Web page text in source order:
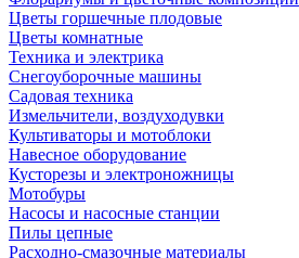
Цветы горшечные плодовые
Цветы комнатные
Техника и электрика
Снегоуборочные машины
Садовая техника
Измельчители, воздуходувки
Культиваторы и мотоблоки
Навесное оборудование
Кусторезы и электроножницы
Мотобуры
Насосы и насосные станции
Пилы цепные
Расходно-смазочные материалы